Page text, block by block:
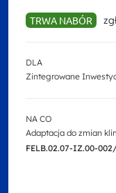
TRWA NABÓR
DLA
Zintegrowane
NA CO
Adaptacja do zmian
FELB.02.07-IZ.00-